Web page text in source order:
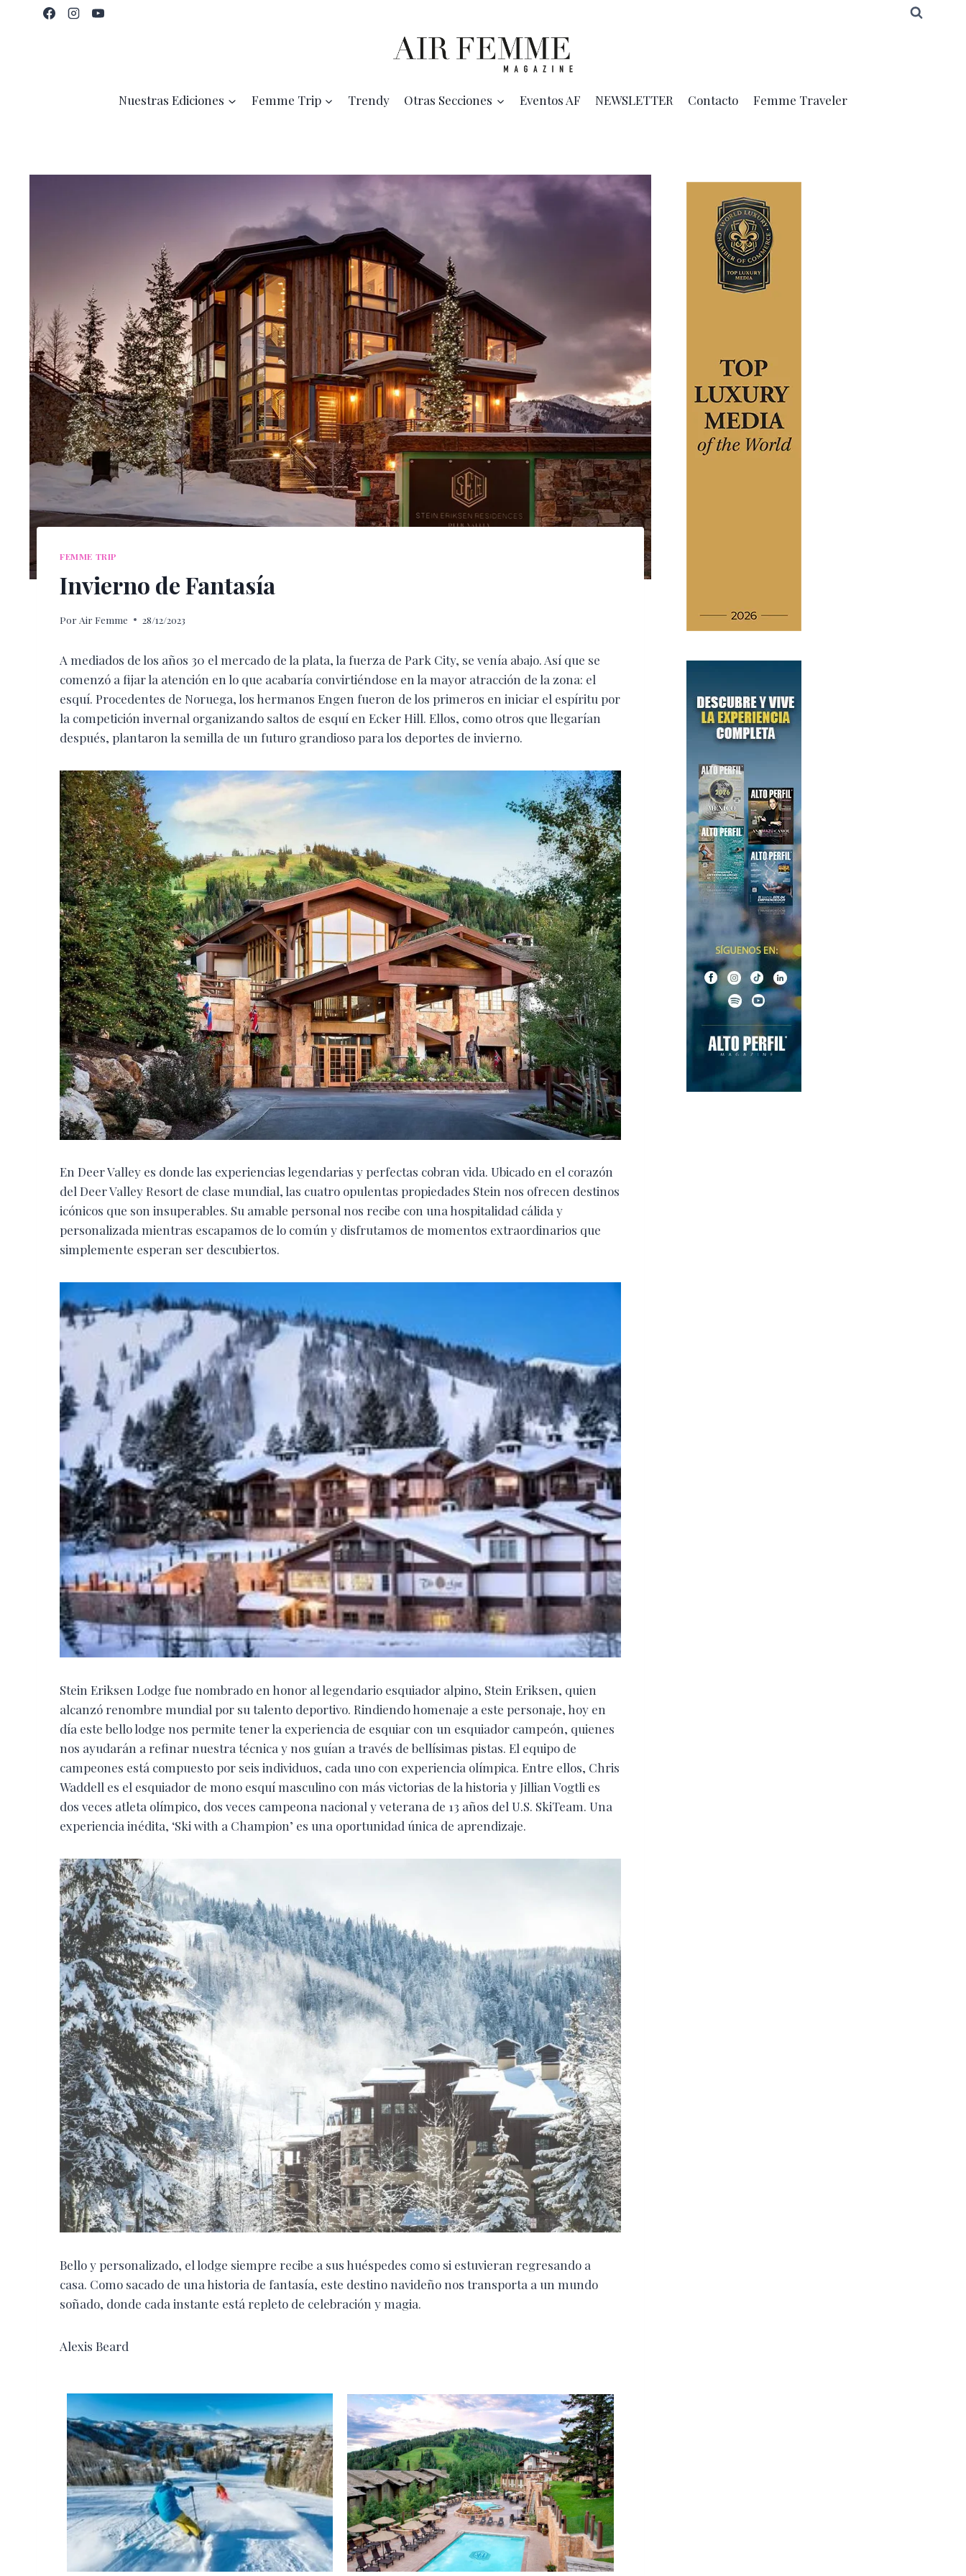
Nuestras Ediciones Femme Trip Trendy Otras Secciones Eventos AF NEWSLETTER Contacto Femme Traveler
FEMME TRIP
Invierno de Fantasía
Por Air Femme 28/12/2023
A mediados de los años 30 el mercado de la plata, la fuerza de Park City, se venía abajo. Así que se
comenzó a fijar la atención en lo que acabaría convirtiéndose en la mayor atracción de la zona: el
esquí. Procedentes de Noruega, los hermanos Engen fueron de los primeros en iniciar el espíritu por
la competición invernal organizando saltos de esquí en Ecker Hill. Ellos, como otros que llegarían
después, plantaron la semilla de un futuro grandioso para los deportes de invierno.
En Deer Valley es donde las experiencias legendarias y perfectas cobran vida. Ubicado en el corazón
del Deer Valley Resort de clase mundial, las cuatro opulentas propiedades Stein nos ofrecen destinos
icónicos que son insuperables. Su amable personal nos recibe con una hospitalidad cálida y
personalizada mientras escapamos de lo común y disfrutamos de momentos extraordinarios que
simplemente esperan ser descubiertos.
Stein Eriksen Lodge fue nombrado en honor al legendario esquiador alpino, Stein Eriksen, quien
alcanzó renombre mundial por su talento deportivo. Rindiendo homenaje a este personaje, hoy en
día este bello lodge nos permite tener la experiencia de esquiar con un esquiador campeón, quienes
nos ayudarán a refinar nuestra técnica y nos guían a través de bellísimas pistas. El equipo de
campeones está compuesto por seis individuos, cada uno con experiencia olímpica. Entre ellos, Chris
Waddell es el esquiador de mono esquí masculino con más victorias de la historia y Jillian Vogtli es
dos veces atleta olímpico, dos veces campeona nacional y veterana de 13 años del U.S. SkiTeam. Una
experiencia inédita, ‘Ski with a Champion’ es una oportunidad única de aprendizaje.
Bello y personalizado, el lodge siempre recibe a sus huéspedes como si estuvieran regresando a
casa. Como sacado de una historia de fantasía, este destino navideño nos transporta a un mundo
soñado, donde cada instante está repleto de celebración y magia.
Alexis Beard